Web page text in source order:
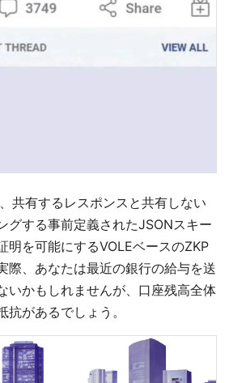
共有するレスポンスと共有しない
グする事前定義されたJSONスキー
明を可能にするVOLEベースのZKP
際、あなたは最近の銀行の給与を送
いかもしれませんが、口座残高全体
抗があるでしょう。